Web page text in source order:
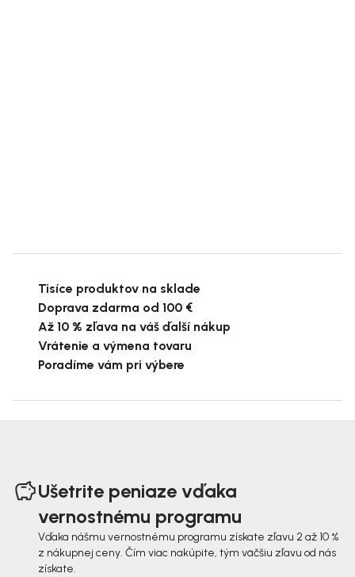
Tisíce produktov na sklade
Doprava zdarma od 100 €
Až 10 % zľava na váš ďalší nákup
Vrátenie a výmena tovaru
Poradíme vám pri výbere
Ušetrite peniaze vďaka
vernostnému programu
Vďaka nášmu vernostnému programu získate zľavu 2 až 10 %
z nákupnej ceny. Čím viac nakúpite, tým väčšiu zľavu od nás
získate.